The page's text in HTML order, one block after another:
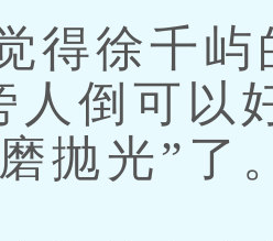
徐千屿
人倒可以
抛光”了